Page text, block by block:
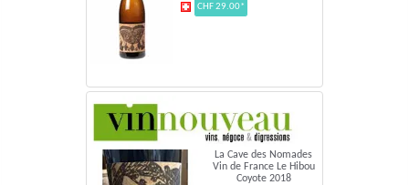
CHF 29.00*
La Cave des Nomades
Vin de France Le Hibou
Coyote 2018